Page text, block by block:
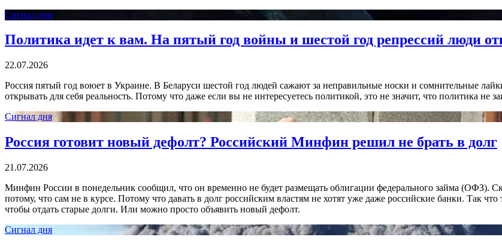
Сигнал дня
Политика идет к вам. На пятый год войны и шестой год репрессий люди
22.07.2026
Россия пятый год воюет в Украине. В Беларуси шестой год людей сажают за неправильные носки и сомнительные
открывать для себя реальность. Потому что даже если вы не интересуетесь политикой, это не значит, что политика не
Сигнал дня
Россия готовит новый дефолт? Российский Минфин решил не брать в долг
21.07.2026
Минфин России в понедельник сообщил, что он временно не будет размещать облигации федерального займа (ОФЗ).
потому, что сам не в курсе. Потому что давать в долг российским властям не хотят уже даже российские банки. Так
чтобы отдать старые долги. Или можно просто объявить новый дефолт.
Сигнал дня